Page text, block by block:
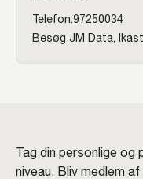
97250034
Besøg JM Data,
Tag din personlige
niveau. Bliv medlem